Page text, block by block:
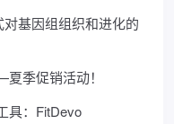
基因组组织和进化的
季促销活动！
具：FitDevo